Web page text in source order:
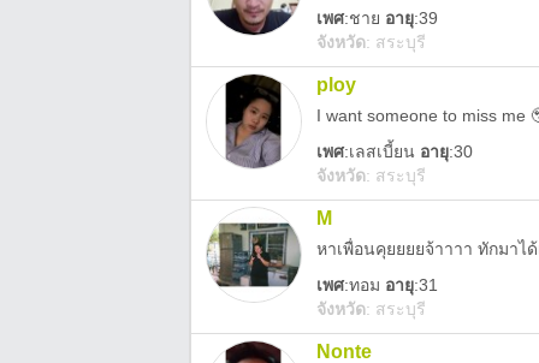
เพศ:ชาย อายุ:39
จังหวัด: สระบุรี
ploy
I want someone to miss me
เพศ:เลสเบี้ยน อายุ:30
จังหวัด: สระบุรี
M
หาเพื่อนคุยยยยจ้าาาา ทักมาได้
เพศ:ทอม อายุ:31
จังหวัด: สระบุรี
Nonte